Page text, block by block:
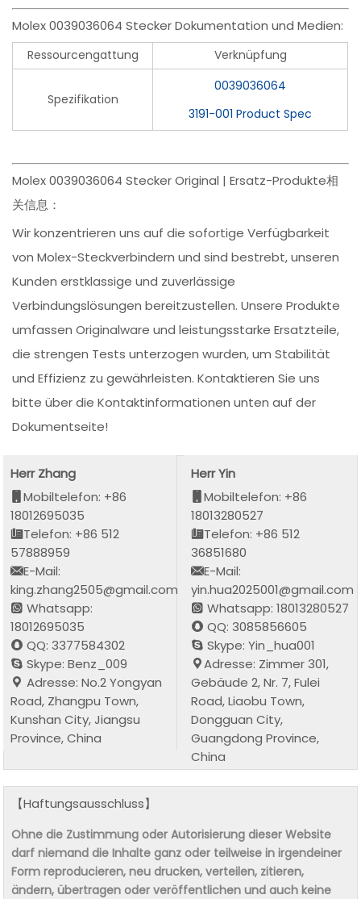
Molex 0039036064 Stecker Dokumentation und Medien:
Ressourcengattung Verknüpfung
Spezifikation
0039036064
3191-001 Product Spec
Molex 0039036064 Stecker Original | Ersatz-Produkte相
关信息：
Wir konzentrieren uns auf die sofortige Verfügbarkeit
von Molex-Steckverbindern und sind bestrebt, unseren
Kunden erstklassige und zuverlässige
Verbindungslösungen bereitzustellen. Unsere Produkte
umfassen Originalware und leistungsstarke Ersatzteile,
die strengen Tests unterzogen wurden, um Stabilität
und Effizienz zu gewährleisten. Kontaktieren Sie uns
bitte über die Kontaktinformationen unten auf der
Dokumentseite!
Herr Zhang
Mobiltelefon: +86
18012695035
Telefon: +86 512
57888959
E-Mail:
king.zhang2505@gmail.com
Whatsapp:
18012695035
QQ: 3377584302
Skype: Benz_009
Adresse: No.2 Yongyan
Road, Zhangpu Town,
Kunshan City, Jiangsu
Province, China
Herr Yin
Mobiltelefon: +86
18013280527
Telefon: +86 512
36851680
E-Mail:
yin.hua2025001@gmail.com
Whatsapp: 18013280527
QQ: 3085856605
Skype: Yin_hua001
Adresse: Zimmer 301,
Gebäude 2, Nr. 7, Fulei
Road, Liaobu Town,
Dongguan City,
Guangdong Province,
China
【Haftungsausschluss】
Ohne die Zustimmung oder Autorisierung dieser Website
darf niemand die Inhalte ganz oder teilweise in irgendeiner
Form reproducieren, neu drucken, verteilen, zitieren,
ändern, übertragen oder veröffentlichen und auch keine